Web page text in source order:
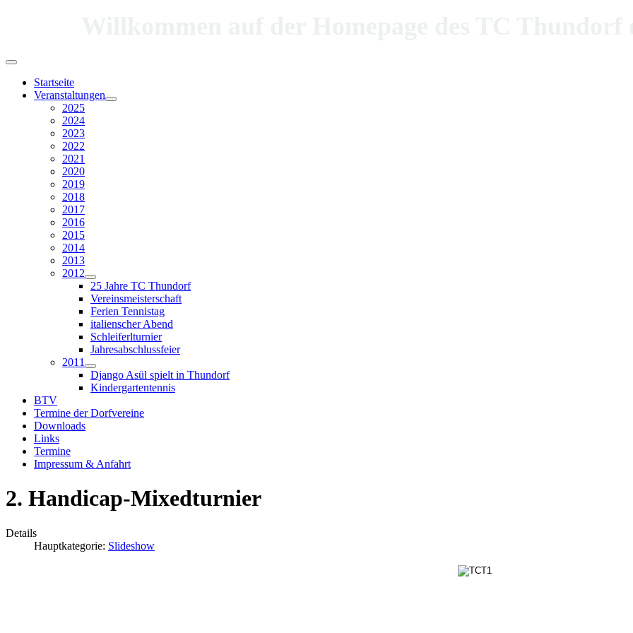
Startseite
Veranstaltungen
2025
2024
2023
2022
2021
2020
2019
2018
2017
2016
2015
2014
2013
2012
25 Jahre TC Thundorf
Vereinsmeisterschaft
Ferien Tennistag
italienscher Abend
Schleiferlturnier
Jahresabschlussfeier
2011
Django Asül spielt in Thundorf
Kindergartentennis
BTV
Termine der Dorfvereine
Downloads
Links
Termine
Impressum & Anfahrt
2. Handicap-Mixedturnier
Details
Hauptkategorie: Slideshow